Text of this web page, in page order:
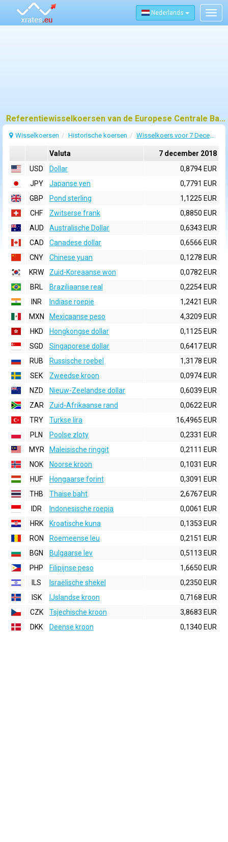
Nederlands
Referentiewisselkoersen van de Europese Centrale Bank (ECB) voor 7 december 2018
Wisselkoersen Historische koersen Wisselkoers voor 7 December 2018
Valuta
7 december 2018
USD
Dollar
0,8794 EUR
JPY
Japanse yen
0,7791 EUR
GBP
Pond sterling
1,1225 EUR
CHF
Zwitserse frank
0,8850 EUR
AUD
Australische Dollar
0,6343 EUR
CAD
Canadese dollar
0,6566 EUR
CNY
Chinese yuan
0,1278 EUR
KRW
Zuid-Koreaanse won
0,0782 EUR
BRL
Braziliaanse real
0,2254 EUR
INR
Indiase roepie
1,2421 EUR
MXN
Mexicaanse peso
4,3209 EUR
HKD
Hongkongse dollar
0,1125 EUR
SGD
Singaporese dollar
0,6417 EUR
RUB
Russische roebel
1,3178 EUR
SEK
Zweedse kroon
0,0974 EUR
NZD
Nieuw-Zeelandse dollar
0,6039 EUR
ZAR
Zuid-Afrikaanse rand
0,0622 EUR
TRY
Turkse lira
16,4965 EUR
PLN
Poolse zloty
0,2331 EUR
MYR
Maleisische ringgit
0,2111 EUR
NOK
Noorse kroon
0,1031 EUR
HUF
Hongaarse forint
0,3091 EUR
THB
Thaise baht
2,6767 EUR
IDR
Indonesische roepia
0,0061 EUR
HRK
Kroatische kuna
0,1353 EUR
RON
Roemeense leu
0,2151 EUR
BGN
Bulgaarse lev
0,5113 EUR
PHP
Filipijnse peso
1,6650 EUR
ILS
Israëlische shekel
0,2350 EUR
ISK
IJslandse kroon
0,7168 EUR
CZK
Tsjechische kroon
3,8683 EUR
DKK
Deense kroon 0,1340 EUR